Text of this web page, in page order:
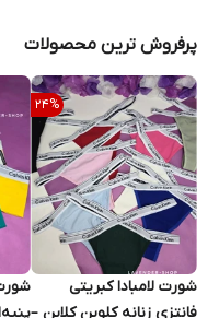
پرفروش ترین محصولات
24%
شورت لامبادا کبریتی
فانتزی زنانه کلوین کلاین –